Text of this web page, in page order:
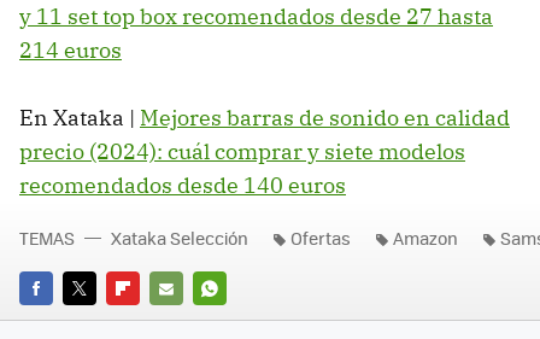
y 11 set top box recomendados desde 27 hasta
214 euros
En Xataka | Mejores barras de sonido en calidad
precio (2024): cuál comprar y siete modelos
recomendados desde 140 euros
FACEBOOK
TWITTERFLIPBOARD
E-
WHATSAPP
TEMAS Xataka Selección Ofertas Amazon